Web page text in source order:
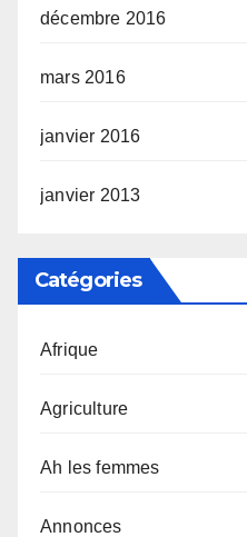
décembre 2016
mars 2016
janvier 2016
janvier 2013
Catégories
Afrique
Agriculture
Ah les femmes
Annonces